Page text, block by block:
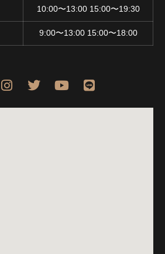
10:00〜13:00 15:00〜19:30
9:00〜13:00 15:00〜18:00